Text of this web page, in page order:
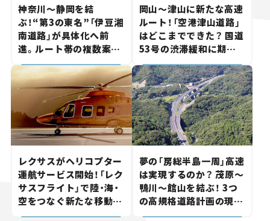
神奈川～静岡を結
ぶ！“第3の東名”「伊豆湘
南道路」が具体化へ前
進。ルート帯の複数案検
討へ。熱海まで信号ゼロ
が実現？ 【いま気になる
道路計画】
岡山～津山に新たな高速
ルート！「空港津山道路」
はどこまでできた？ 国道
53号の渋滞緩和に期待。
岡山市側でも動きが【い
ま気になる道路計画】
レクサスがヘリコプター
運航サービス開始！「レク
サスフライト」で陸・海・
空をつなぐ新たな移動体
験とは
夢の「房総半島一周」高速
は実現するのか？ 茂原～
鴨川～館山を結ぶ！ 3つ
の高規格道路計画の現
状。「館山鴨川道路」で検